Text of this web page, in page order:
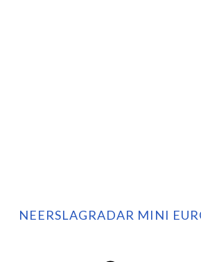
NEERSLAGRADAR MINI